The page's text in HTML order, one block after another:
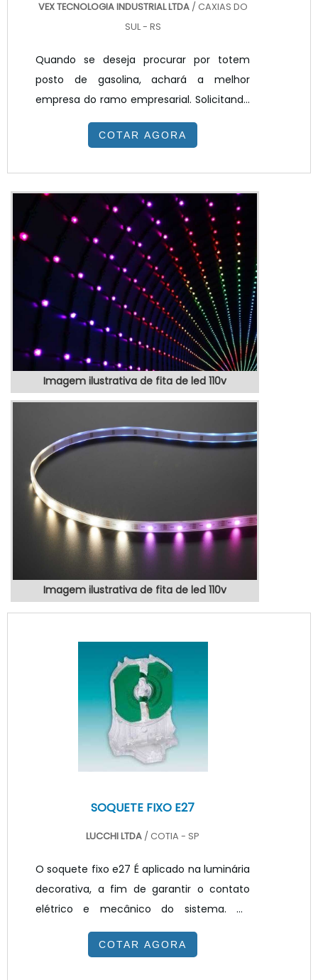
VEX TECNOLOGIA INDUSTRIAL LTDA / CAXIAS DO
SUL - RS
Quando se deseja procurar por totem
posto de gasolina, achará a melhor
empresa do ramo empresarial. Solicitando
um orçamento na melhor empresa do
segmento e encontrando a melhor em
colaboradores da VEX Tecnologia é
possível encontrar precisão com produtos
eletrônicos de qualidade para controle e
automação de processos.MAIS SOBRE
TOTEM POSTO DE GASOLINAHá muit...
COTAR AGORA
Imagem ilustrativa de fita de led 110v
Imagem ilustrativa de fita de led 110v
SOQUETE FIXO E27
LUCCHI LTDA / COTIA - SP
O soquete fixo e27 É aplicado na luminária
decorativa, a fim de garantir o contato
elétrico e mecânico do sistema. Os
soquetes devem ser afixados de forma
que impeçam o movimento e
COTAR AGORA